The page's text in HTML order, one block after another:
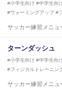
#小学生向け #中学生向
#ウォーミングアップ #
サッカー練習メニュ
ターンダッシュ
#小学生向け #中学生向
#フィジカルトレーニン
サッカー練習メニュ